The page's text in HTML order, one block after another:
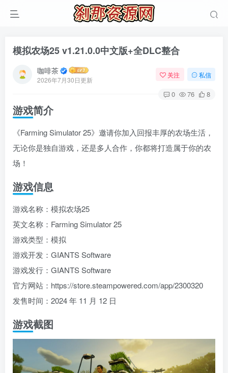
模拟农场25 v1.21.0.0中文版+全DLC整合
咖啡茶
2026年7月30日更新
关注 私信
0 76 8
游戏简介
《Farming Simulator 25》邀请你加入回报丰厚的农场生活，
无论你是独自游戏，还是多人合作，你都将打造属于你的农
场！
游戏信息
游戏名称：模拟农场25
英文名称：Farming Simulator 25
游戏类型：模拟
游戏开发：GIANTS Software
游戏发行：GIANTS Software
官方网站：https://store.steampowered.com/app/2300320
发售时间：2024 年 11 月 12 日
游戏截图